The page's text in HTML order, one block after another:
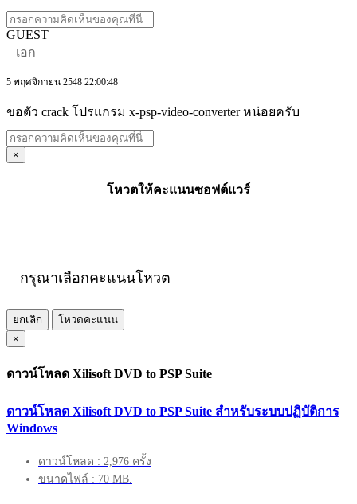
GUEST
เอก
5 พฤศจิกายน 2548 22:00:48
ขอตัว crack โปรแกรม x-psp-video-converter หน่อยครับ
×
โหวตให้คะแนนซอฟต์แวร์
กรุณาเลือกคะแนนโหวต
ยกเลิก
โหวตคะแนน
×
ดาวน์โหลด Xilisoft DVD to PSP Suite
ดาวน์โหลด Xilisoft DVD to PSP Suite สำหรับระบบปฏิบัติการ
Windows
ดาวน์โหลด : 2,976 ครั้ง
ขนาดไฟล์ : 70 MB.